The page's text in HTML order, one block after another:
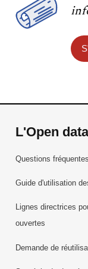
L'Open
Questions
Guide d'utilisation
Lignes directrices
ouvertes
Demande de